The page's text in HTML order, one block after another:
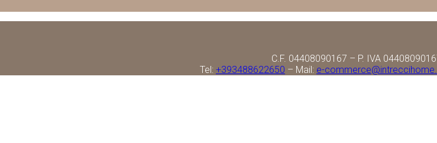
C.F. 04408090167 – P. IVA
Tel: +393488622650 – Mail: e-